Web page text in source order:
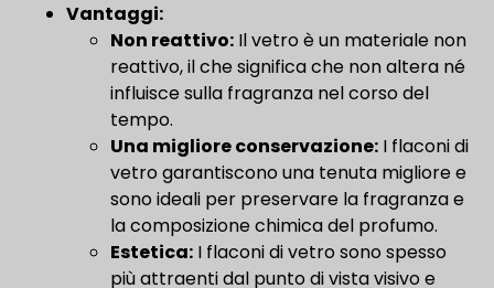
Vantaggi:
Non reattivo: Il vetro è un materiale non
reattivo, il che significa che non altera né
influisce sulla fragranza nel corso del
tempo.
Una migliore conservazione: I flaconi di
vetro garantiscono una tenuta migliore e
sono ideali per preservare la fragranza e
la composizione chimica del profumo.
Estetica: I flaconi di vetro sono spesso
più attraenti dal punto di vista visivo e